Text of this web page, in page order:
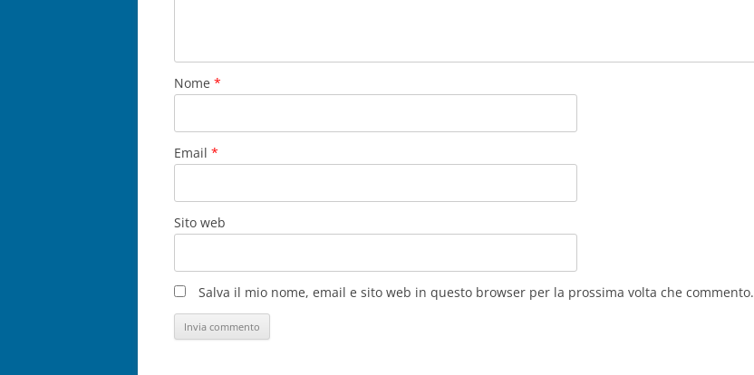
Nome *
Email *
Sito web
Salva il mio nome, email e sito web in questo browser per la prossima volta che commento.